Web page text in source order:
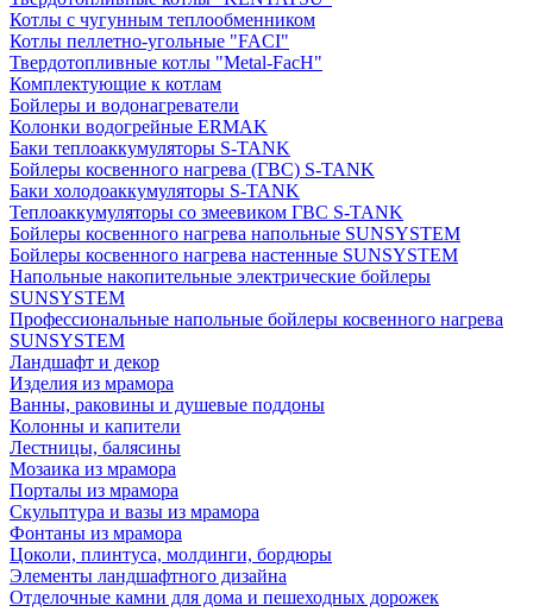
Котлы с чугунным теплообменником
Котлы пеллетно-угольные "FACI"
Твердотопливные котлы "Metal-FacH"
Комплектующие к котлам
Бойлеры и водонагреватели
Колонки водогрейные ERMAK
Баки теплоаккумуляторы S-TANK
Бойлеры косвенного нагрева (ГВС) S-TANK
Баки холодоаккумуляторы S-TANK
Теплоаккумуляторы со змеевиком ГВС S-TANK
Бойлеры косвенного нагрева напольные SUNSYSTEM
Бойлеры косвенного нагрева настенные SUNSYSTEM
Напольные накопительные электрические бойлеры
SUNSYSTEM
Профессиональные напольные бойлеры косвенного нагрева
SUNSYSTEM
Ландшафт и декор
Изделия из мрамора
Ванны, раковины и душевые поддоны
Колонны и капители
Лестницы, балясины
Мозаика из мрамора
Порталы из мрамора
Скульптура и вазы из мрамора
Фонтаны из мрамора
Цоколи, плинтуса, молдинги, бордюры
Элементы ландшафтного дизайна
Отделочные камни для дома и пешеходных дорожек